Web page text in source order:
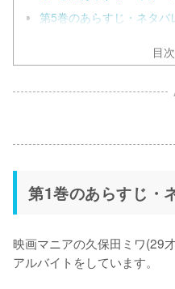
第5巻のあらすじ・ネタバ
目
第1巻のあらすじ・
映画マニアの久保田ミワ(29
アルバイトをしています。